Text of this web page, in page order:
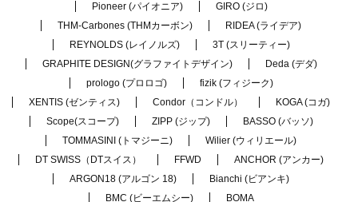
Pioneer (パイオニア)
GIRO (ジロ)
THM-Carbones (THMカーボン)
RIDEA (ライデア)
REYNOLDS (レイノルズ)
3T (スリーティー)
GRAPHITE DESIGN(グラファイトデザイン)
Deda (デダ)
prologo (プロロゴ)
fizik (フィジーク)
XENTIS (ゼンティス)
Condor（コンドル）
KOGA (コガ)
Scope(スコープ)
ZIPP (ジップ)
BASSO (バッソ)
TOMMASINI (トマジーニ)
Wilier (ウィリエール)
DT SWISS（DTスイス）
FFWD
ANCHOR (アンカー)
ARGON18 (アルゴン 18)
Bianchi (ビアンキ)
BMC (ビーエムシー)
BOMA